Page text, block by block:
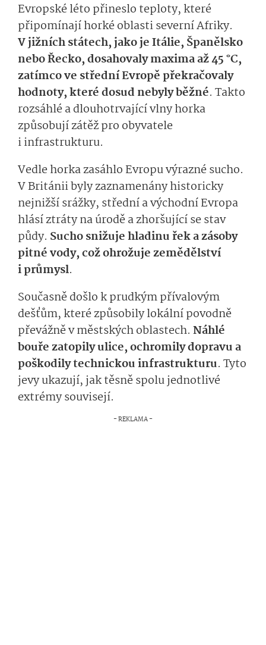
Evropské léto přineslo teploty, které
připomínají horké oblasti severní Afriky.
V jižních státech, jako je Itálie, Španělsko
nebo Řecko, dosahovaly maxima až 45 °C,
zatímco ve střední Evropě překračovaly
hodnoty, které dosud nebyly běžné. Takto
rozsáhlé a dlouhotrvající vlny horka
způsobují zátěž pro obyvatele
i infrastrukturu.
Vedle horka zasáhlo Evropu výrazné sucho.
V Británii byly zaznamenány historicky
nejnižší srážky, střední a východní Evropa
hlásí ztráty na úrodě a zhoršující se stav
půdy. Sucho snižuje hladinu řek a zásoby
pitné vody, což ohrožuje zemědělství
i průmysl.
Současně došlo k prudkým přívalovým
dešťům, které způsobily lokální povodně
převážně v městských oblastech. Náhlé
bouře zatopily ulice, ochromily dopravu a
poškodily technickou infrastrukturu. Tyto
jevy ukazují, jak těsně spolu jednotlivé
extrémy souvisejí.